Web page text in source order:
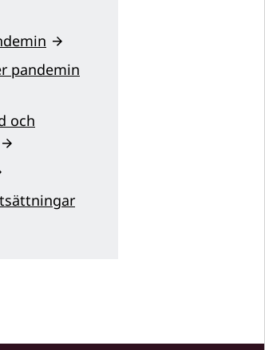
pandemin
och